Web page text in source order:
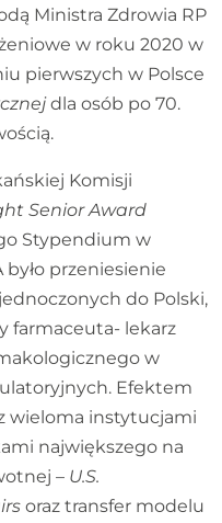
Ministra Zdrowia RP
w roku 2020 w
pierwszych w Polsce
dla osób po 70.
Komisji
Senior Award
Stypendium w
przeniesienie
do Polski,
farmaceuta- lekarz
w
Efektem
wieloma instytucjami
największego na
– U.S.
oraz transfer modelu